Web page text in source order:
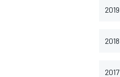
2019
2018
2017